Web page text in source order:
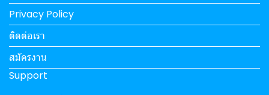
Privacy Policy
ติดต่อเรา
สมัครงาน
Support